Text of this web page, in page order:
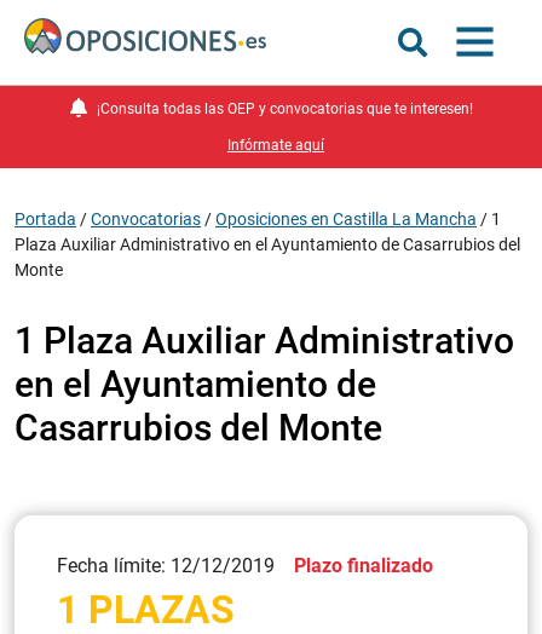
¡Consulta todas las OEP y convocatorias que te interesen!
Infórmate aquí
Portada /Convocatorias /Oposiciones en Castilla La Mancha / 1
Plaza Auxiliar Administrativo en el Ayuntamiento de Casarrubios del
Monte
1 Plaza Auxiliar Administrativo
en el Ayuntamiento de
Casarrubios del Monte
Fecha límite: 12/12/2019 Plazo finalizado
1 PLAZAS